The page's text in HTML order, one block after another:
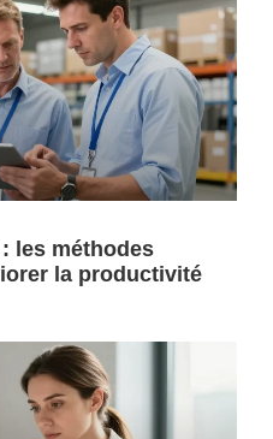
les méthodes
la productivité